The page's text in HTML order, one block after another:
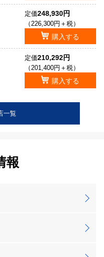
定価248,930円
（226,300円＋税）
購入する
定価210,292円
（201,400円＋税）
購入する
一覧
報